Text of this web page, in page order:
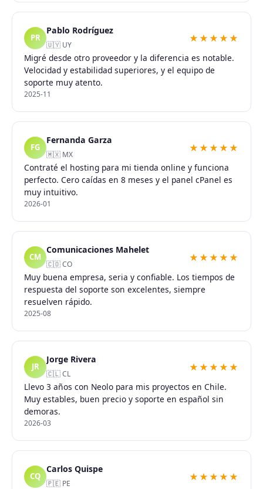
PR
Pablo Rodríguez
🇺🇾 UY
★★★★★
Migré desde otro proveedor y la diferencia es notable.
Velocidad y estabilidad superiores, y el equipo de
soporte muy atento.
2025-11
FG
Fernanda Garza
🇲🇽 MX
★★★★★
Contraté el hosting para mi tienda online y funciona
perfecto. Cero caídas en 8 meses y el panel cPanel es
muy intuitivo.
2026-01
CM
Comunicaciones Mahelet
🇨🇴 CO
★★★★★
Muy buena empresa, seria y confiable. Los tiempos de
respuesta del soporte son excelentes, siempre
resuelven rápido.
2025-08
JR
Jorge Rivera
🇨🇱 CL
★★★★★
Llevo 3 años con Neolo para mis proyectos en Chile.
Muy estables, buen precio y soporte en español sin
demoras.
2026-03
CQ
Carlos Quispe
🇵🇪 PE
★★★★★